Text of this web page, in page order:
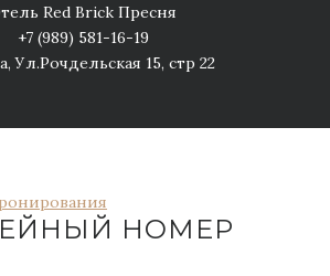
Red Brick Пресня
+7 (989) 581-16-19
Ул.Рочдельская 15, стр 22
НОМЕР